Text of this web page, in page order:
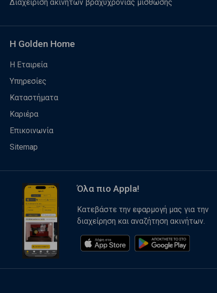
Διαχείριση ακινήτων βραχυχρόνιας μίσθωσης
Η Golden Home
Η Εταιρεία
Υπηρεσίες
Καταστήματα
Καριέρα
Επικοινωνία
Sitemap
Όλα πιο Appla!
Κατεβάστε την εφαρμογή μας για την
διαχείρηση και αναζήτηση ακινήτων.